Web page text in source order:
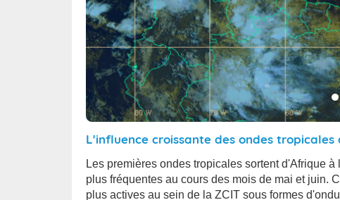
L'influence croissante des ondes
Les premières ondes tropicales sortent d'Afrique
plus fréquentes au cours des mois de mai et juin.
plus actives au sein de la ZCIT sous formes